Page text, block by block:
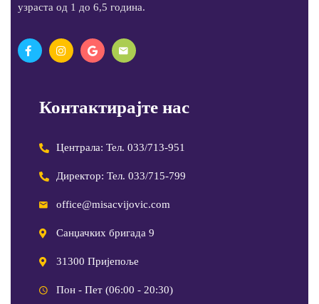
узраста од 1 до 6,5 година.
Контактирајте нас
Централа: Тел. 033/713-951
Директор: Тел. 033/715-799
office@misacvijovic.com
Санџачких бригада 9
31300 Пријепоље
Пон - Пет (06:00 - 20:30)